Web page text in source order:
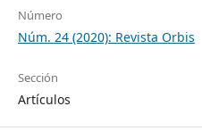
Número
Núm. 24 (2020): Revista Orbis
Sección
Artículos